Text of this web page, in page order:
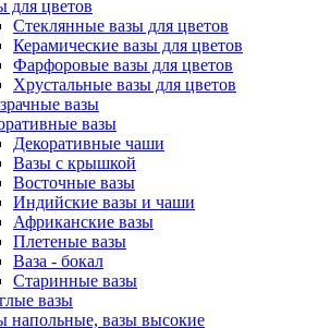
для цветов
Стеклянные вазы для цветов
Керамические вазы для цветов
Фарфоровые вазы для цветов
Хрустальные вазы для цветов
вазы
вазы
Декоративные чаши
Вазы с крышкой
Восточные вазы
Индийские вазы и чаши
Африканские вазы
Плетеные вазы
Ваза - бокал
Старинные вазы
вазы
напольные, вазы высокие